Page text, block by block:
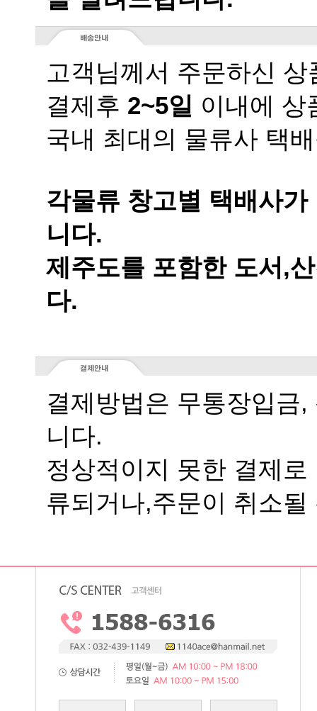
고객님께서 주문하신
결제후 2~5일 이내에 상
국내 최대의 물류사 택
니다.
다.
니다.
류되거나,주문이 취소될